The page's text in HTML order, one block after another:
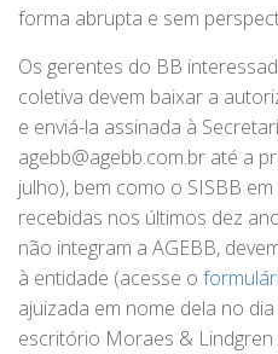
forma abrupta e sem
Os gerentes do BB
coletiva devem baixar a
e enviá-la assinada à
agebb@agebb.com.br até a
julho), bem como o SISBB
recebidas nos últimos dez
não integram a AGEBB,
à entidade (acesse o
ajuizada em nome dela no
escritório Moraes & Lindgren